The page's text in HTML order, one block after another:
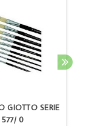
GIOTTO SERIE
577/ 0